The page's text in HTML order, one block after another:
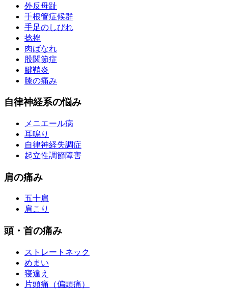
外反母趾
手根管症候群
手足のしびれ
捻挫
肉ばなれ
股関節症
腱鞘炎
膝の痛み
自律神経系の悩み
メニエール病
耳鳴り
自律神経失調症
起立性調節障害
肩の痛み
五十肩
肩こり
頭・首の痛み
ストレートネック
めまい
寝違え
片頭痛（偏頭痛）